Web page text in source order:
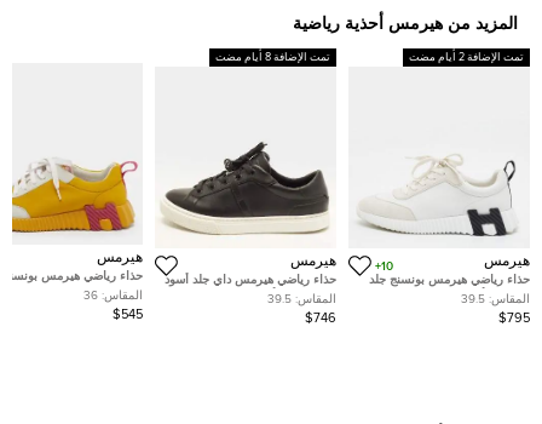
المزيد من هيرمس أحذية رياضية
تمت الإضافة 2 أيام مضت
هيرمس
10+
حذاء رياضي هيرمس بونسنج جلد
وشامواه أبيض/بيج برباط مقاس
39.5
المقاس: 39.5
$795
تمت الإضافة 8 أيام مضت
هيرمس
حذاء رياضي هيرمس داي جلد أسود
منخفض من أعلى مقاس 39.5
المقاس: 39.5
$746
هيرمس
حذاء رياضي هيرمس بونسنج
شامواه وشبك رمادي/بيج
41.5
المقاس: 36
$545